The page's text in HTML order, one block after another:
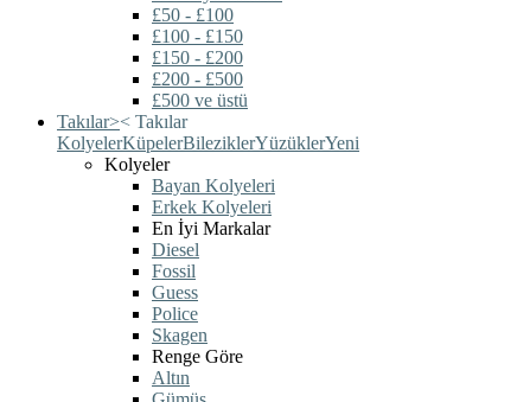
£50 - £100
£100 - £150
£150 - £200
£200 - £500
£500 ve üstü
Takılar>< Takılar
KolyelerKüpelerBileziklerYüzüklerYeni
Kolyeler
Bayan Kolyeleri
Erkek Kolyeleri
En İyi Markalar
Diesel
Fossil
Guess
Police
Skagen
Renge Göre
Altın